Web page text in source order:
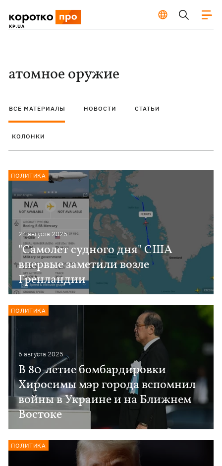
атомное оружие
ВСЕ МАТЕРИАЛЫ НОВОСТИ СТАТЬИ
КОЛОНКИ
24 августа 2025
"Самолет судного дня" США
впервые заметили возле
Гренландии
ПОЛИТИКА
6 августа 2025
В 80-летие бомбардировки
Хиросимы мэр города вспомнил
войны в Украине и на Ближнем
Востоке
ПОЛИТИКА
ПОЛИТИКА